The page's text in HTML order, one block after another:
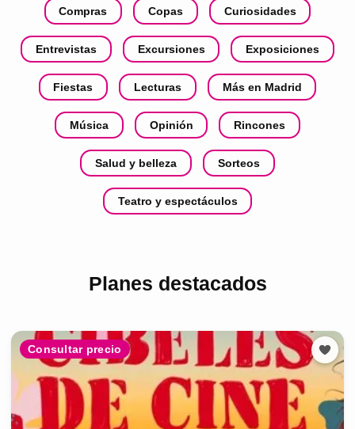
Compras Copas Curiosidades
Entrevistas Excursiones Exposiciones
Fiestas Lecturas Más en Madrid
Música Opinión Rincones
Salud y belleza Sorteos
Teatro y espectáculos
Planes destacados
Consultar precio